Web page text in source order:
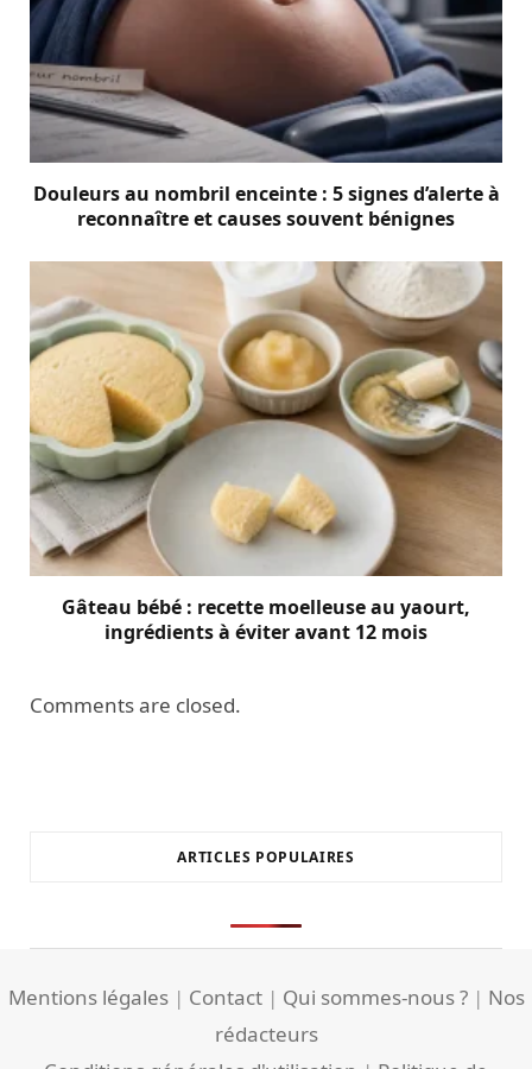
Douleurs au nombril enceinte : 5 signes d’alerte à
reconnaître et causes souvent bénignes
Gâteau bébé : recette moelleuse au yaourt,
ingrédients à éviter avant 12 mois
Comments are closed.
ARTICLES POPULAIRES
Mentions légales| Contact| Qui sommes-nous ?| Nos
rédacteurs